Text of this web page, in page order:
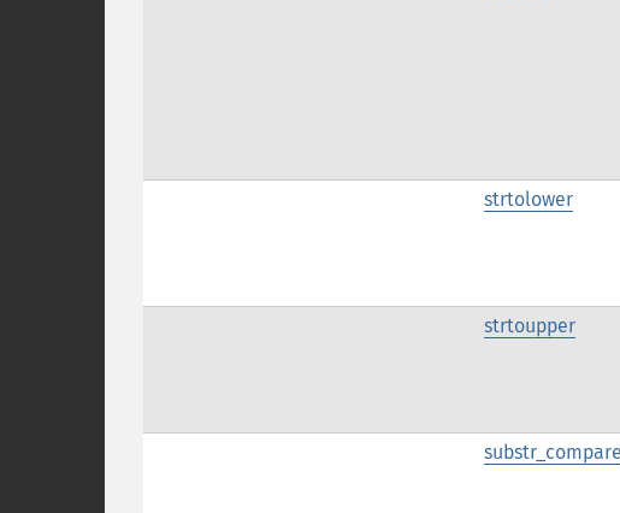
strtolower
strtoupper
substr_compare